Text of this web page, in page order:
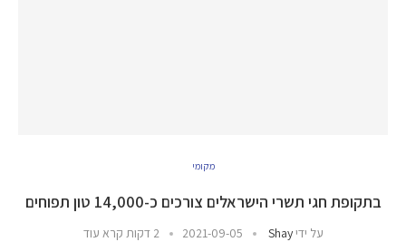
מקומי
בתקופת חגי תשרי הישראלים צורכים כ-14,000 טון תפוחים
על ידיShay
2021-09-05 2 דקות קרא עוד